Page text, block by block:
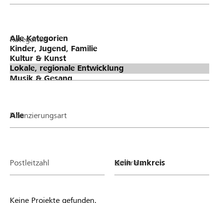
Kategorien
Finanzierungsart
Postleitzahl Umkreis
Keine Projekte gefunden.